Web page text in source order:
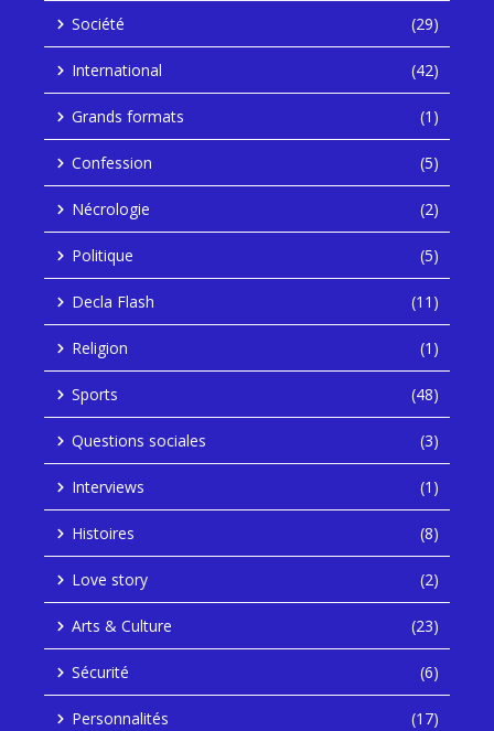
Société (29)
International (42)
Grands formats (1)
Confession (5)
Nécrologie (2)
Politique (5)
Decla Flash (11)
Religion (1)
Sports (48)
Questions sociales (3)
Interviews (1)
Histoires (8)
Love story (2)
Arts & Culture (23)
Sécurité (6)
Personnalités (17)